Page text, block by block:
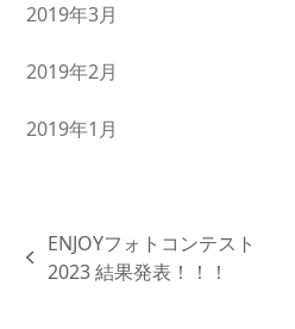
2019年3月
2019年2月
2019年1月
previous
ENJOYフォトコンテスト
2023 結果発表！！！